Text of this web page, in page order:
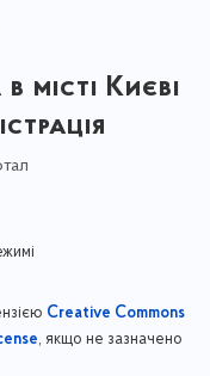
місті Києві
Creative Commons
, якщо не зазначено